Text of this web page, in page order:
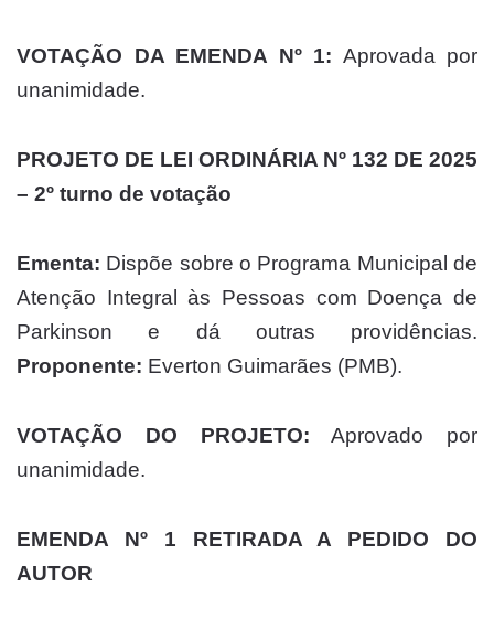
VOTAÇÃO DA EMENDA Nº 1: Aprovada por
unanimidade.
PROJETO DE LEI ORDINÁRIA Nº 132 DE 2025
– 2º turno de votação
Ementa: Dispõe sobre o Programa Municipal de
Atenção Integral às Pessoas com Doença de
Parkinson e dá outras providências.
Proponente: Everton Guimarães (PMB).
VOTAÇÃO DO PROJETO: Aprovado por
unanimidade.
EMENDA Nº 1 RETIRADA A PEDIDO DO
AUTOR